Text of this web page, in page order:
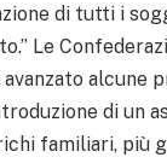
di tutti i
Le
avanzato alcune
di un
familiari, più